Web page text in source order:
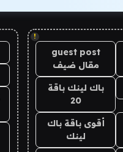
!
guest post
مقال ضيف
باك لينك باقة
20
أقوى باقة باك
لينك